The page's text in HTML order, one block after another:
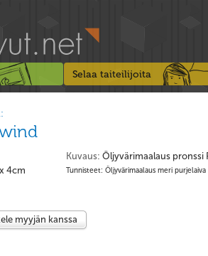
Selaa taiteilijoita
Kuvaus: Öljyvärimaalaus pronssi
Tunnisteet: Öljyvärimaalaus meri purjelaiva
4cm
myyjän kanssa